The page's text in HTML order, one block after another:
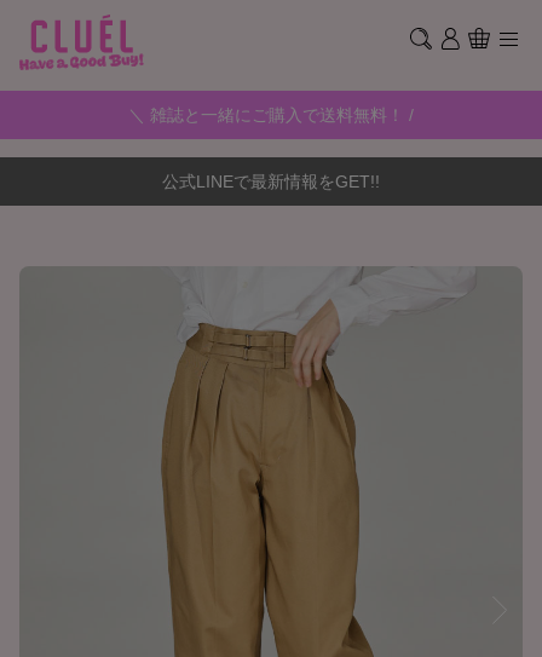
＼ 雑誌と一緒にご購入で送料無料！ /
公式LINEで最新情報をGET!!